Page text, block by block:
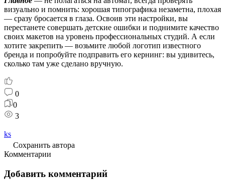
визуально и помнить: хорошая типографика незаметна, плохая
— сразу бросается в глаза. Освоив эти настройки, вы
перестанете совершать детские ошибки и поднимите качество
своих макетов на уровень профессиональных студий. А если
хотите закрепить — возьмите любой логотип известного
бренда и попробуйте подправить его кернинг: вы удивитесь,
сколько там уже сделано вручную.
0
0
3
ks
Сохранить автора
Комментарии
Добавить комментарий